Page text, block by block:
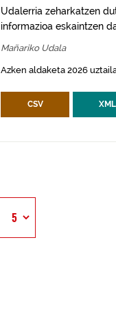
Udalerria zeharkatzen
informazioa eskaintzen
Mañariko Udala
Azken aldaketa 2026
CSV XML